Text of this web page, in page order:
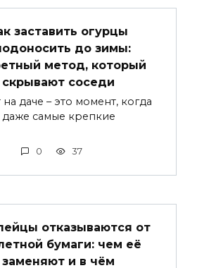
заставить огурцы
до зимы:
метод, который
скрывают соседи
на даче – это момент, когда
даже самые крепкие
0 37
отказываются от
бумаги: чем её
заменяют и в чём